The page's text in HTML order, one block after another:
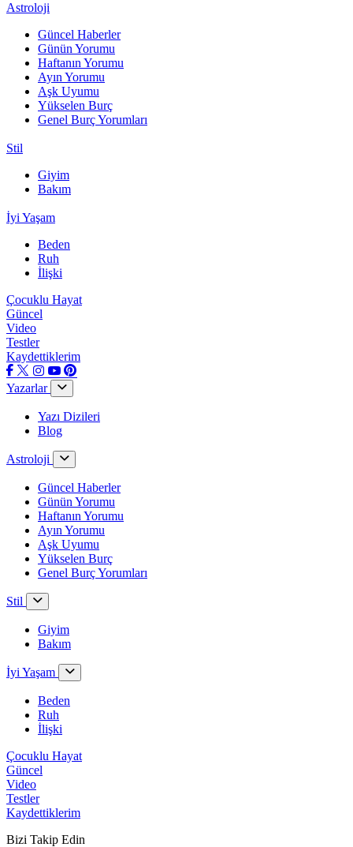
Astroloji
Güncel Haberler
Günün Yorumu
Haftanın Yorumu
Ayın Yorumu
Aşk Uyumu
Yükselen Burç
Genel Burç Yorumları
Stil
Giyim
Bakım
İyi Yaşam
Beden
Ruh
İlişki
Çocuklu Hayat
Güncel
Video
Testler
Kaydettiklerim
Yazarlar
Yazı Dizileri
Blog
Astroloji
Güncel Haberler
Günün Yorumu
Haftanın Yorumu
Ayın Yorumu
Aşk Uyumu
Yükselen Burç
Genel Burç Yorumları
Stil
Giyim
Bakım
İyi Yaşam
Beden
Ruh
İlişki
Çocuklu Hayat
Güncel
Video
Testler
Kaydettiklerim
Bizi Takip Edin